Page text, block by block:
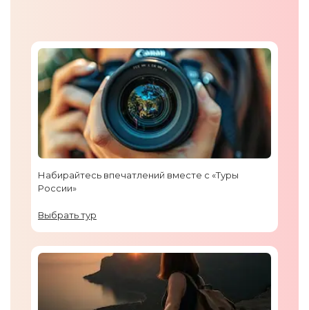
Набирайтесь впечатлений вместе с «Туры
России»
Выбрать тур